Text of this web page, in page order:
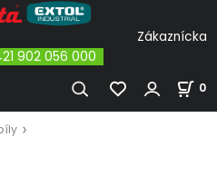
902 056 000
0